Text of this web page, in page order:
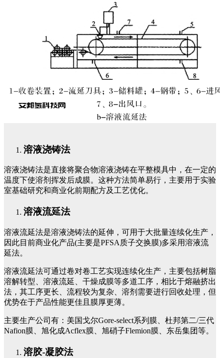
溶液浇铸法
溶液浇铸法是直接将聚合物溶液浇铸在平整模具中，在一定的
温度下使溶剂挥发后成膜。这种方法简单易行，主要用于实验
室基础研究和商业化前期配方及工艺优化。
溶液流延法
溶液流延法是溶液浇铸法的延伸，可用于大批量连续化生产，
因此目前商业化产品(主要是PFSA质子交换膜)多采用溶液流
延法。
溶液流延法可通过卷对卷工艺实现连续化生产，主要包括树脂
溶解转型、溶液流延、干燥成膜等多道工序，相比于熔融挤出
法，其工序更长、流程较为复杂、溶剂需要进行回收处理，但
优势在于产品性能更佳且膜厚更薄。
主要生产公司有：美国戈尔Gore-select系列膜、杜邦第二/三代
Nafion膜、旭化成Acflex膜、旭硝子Flemion膜、东岳集团等。
溶胶-凝胶法